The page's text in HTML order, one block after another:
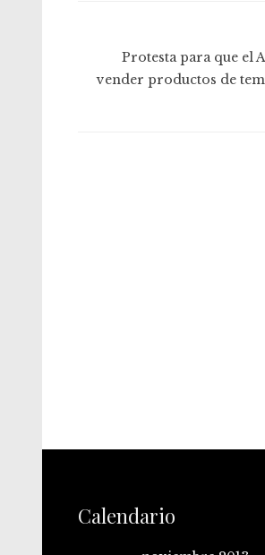
Protesta para que el
vender productos de
Calendario